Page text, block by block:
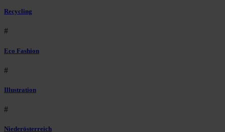
Recycling
#
Eco Fashion
#
Illustration
#
Niederösterreich